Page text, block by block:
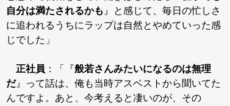
自分は満たされるかも 』と感じて、毎日の忙しさ
に追われるうちにラップは自然とやめていった感
じでした」
正社員 ：「『般若さんみたいになるのは無理
だ』って話は、俺も当時アスベストから聞いてた
んですよ。あと、今考えると凄いのが、その